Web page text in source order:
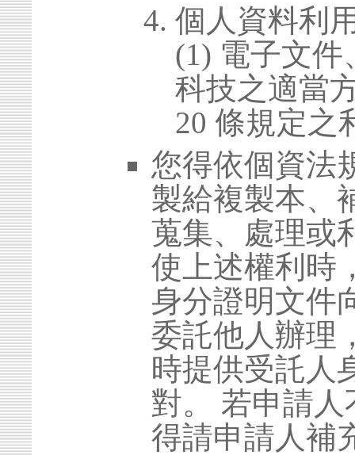
個人資料利
(1) 電子文
科技之適當
20 條規定之
您得依個資法
製給複製本、
蒐集、處理或
使上述權利時
身分證明文件
委託他人辦理
時提供受託人
對。 若申請
得請申請人補